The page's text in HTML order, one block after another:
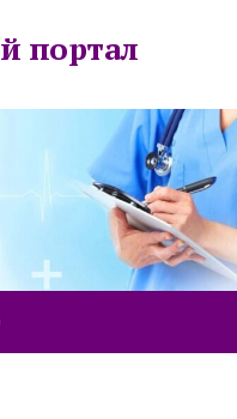
портал